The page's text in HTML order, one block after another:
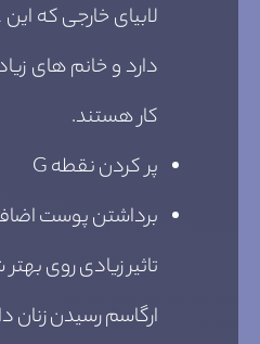
لابیای خارجی که
دارد و خانم های
کار هستند.
پر کردن نقطه G
برداشتن پوست
تاثیر زیادی روی
ارگاسم رسیدن زنان